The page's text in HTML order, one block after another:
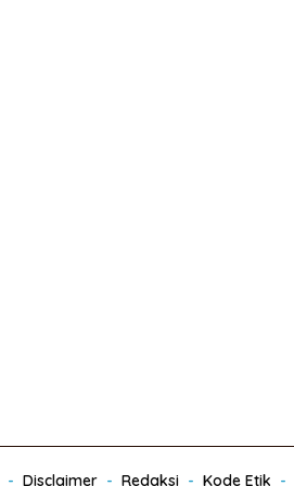
Disclaimer Redaksi Kode Etik